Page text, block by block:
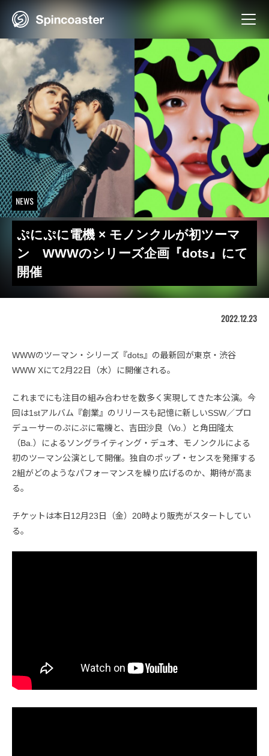
NEWS
ぷにぷに電機 × モノンクルが初ツーマ
ン WWWのシリーズ企画『dots』にて
開催
2022.12.23
WWWのツーマン・シリーズ『dots』の最新回が東京・渋谷
WWW Xにて2月22日（水）に開催される。
これまでにも注目の組み合わせを数多く実現してきた本公演。今
回は1stアルバム『創業』のリリースも記憶に新しいSSW／プロ
デューサーのぷにぷに電機と、吉田沙良（Vo.）と角田隆太
（Ba.）によるソングライティング・デュオ、モノンクルによる
初のツーマン公演として開催。独自のポップ・センスを発揮する
2組がどのようなパフォーマンスを繰り広げるのか、期待が高ま
る。
チケットは本日12月23日（金）20時より販売がスタートしてい
る。